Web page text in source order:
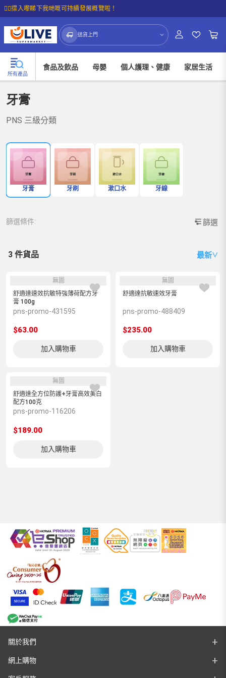
☝🏼㩒入嚟睇下我哋嘅可持續發展概覽啦！
送貨上門
所有產品
食品及飲品 母嬰 個人護理、健康 家居生活
牙膏
PNS 三級分類
牙膏 牙刷 漱口水 牙線
篩選條件: 篩選
3 件貨品 最新∨
無圖
舒適達速效抗敏特強薄荷配方牙
膏 100g
pns-promo-431595
$63.00
加入購物車
無圖
舒適達抗敏速效牙膏
pns-promo-488409
$235.00
加入購物車
無圖
舒適達全方位防護+牙膏高效美白
配方100克
pns-promo-116206
$189.00
加入購物車
關於我們
網上購物